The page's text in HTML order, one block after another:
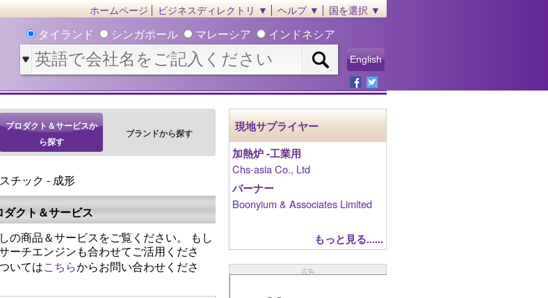
ホームページ ビジネスディレクトリ ▼ ヘルプ ▼ 国を選択 ▼
タイランド シンガポール マレーシア インドネシア
English
プロダクト＆サービスか
ら探す
ブランドから探す
チック - 成形
クト＆サービス
の商品＆サービスをご覧ください。 もし
ーチエンジンも合わせてご活用くださ
いてはこちらからお問い合わせくださ
現地サプライヤー
加熱炉 ‐工業用
Chs-asia Co., Ltd
バーナー
Boonyium & Associates Limited
もっと見る......
広告